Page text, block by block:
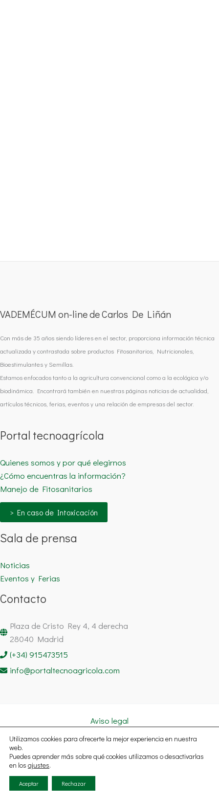
VADEMÉCUM on-line de Carlos De Liñán
Con más de 35 años siendo líderes en el sector, proporciona información técnica
actualizada y contrastada sobre productos Fitosanitarios, Nutricionales,
Bioestimulantes y Semillas.
Estamos enfocados tanto a la agricultura convencional como a la ecológica y/o
biodinámica. Encontrará también en nuestras páginas noticias de actualidad,
artículos técnicos, ferias, eventos y una relación de empresas del sector.
Portal tecnoagrícola
Quienes somos y por qué elegirnos
¿Cómo encuentras la información?
Manejo de Fitosanitarios
> En caso de Intoxicación
Sala de prensa
Noticias
Eventos y Ferias
Contacto
Plaza de Cristo Rey 4, 4 derecha
28040 Madrid
(+34) 915473515
info@portaltecnoagricola.com
Aviso legal
Política de cookies
Copyright © 2026 Portal Tecnoagrícola Noticias España | Todos
los derechos reservados.
Utilizamos cookies para ofrecerte la mejor experiencia en nuestra
web.
Puedes aprender más sobre qué cookies utilizamos o desactivarlas
en los ajustes.
Aceptar Rechazar